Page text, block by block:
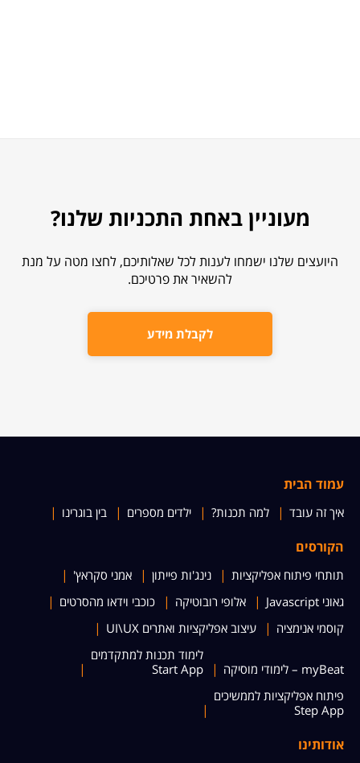
מעוניין באחת התכניות שלנו?
היועצים שלנו ישמחו לענות לכל שאלותיכם, לחצו מטה על מנת
להשאיר את פרטיכם.
לקבלת מידע
עמוד הבית
איך זה עובד למה תכנות? ילדים מספרים בין בוגרינו
הקורסים
תותחי פיתוח אפליקציות נינג'ות פייתון
אמני סקראץ'
גאוני Javascript
אלופי רובוטיקה
כוכבי וידאו מהסרטים
קוסמי אנימציה
עיצוב אפליקציות ואתרים UI\UX
myBeat – לימודי מוסיקה
לימוד תכנות למתקדמים
Start App
פיתוח אפליקציות לממשיכים
Step App
אודותינו